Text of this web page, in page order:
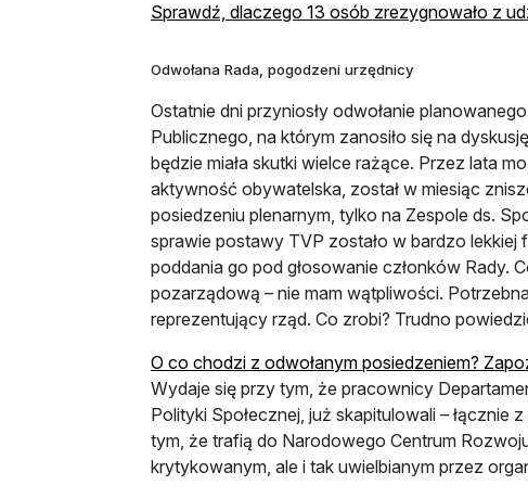
Sprawdź, dlaczego 13 osób zrezygnowało z
Odwołana Rada, pogodzeni urzędnicy
Ostatnie dni przyniosły odwołanie
Publicznego, na którym zanosiło się na
będzie miała skutki wielce rażące. Przez lata
aktywność obywatelska, został w miesiąc
posiedzeniu plenarnym, tylko na Zespole ds.
sprawie postawy TVP zostało w bardzo
poddania go pod głosowanie członków Rady.
pozarządową – nie mam wątpliwości.
reprezentujący rząd. Co zrobi? Trudno
O co chodzi z odwołanym posiedzeniem?
Wydaje się przy tym, że pracownicy
Polityki Społecznej, już skapitulowali – łącznie
tym, że trafią do Narodowego Centrum
krytykowanym, ale i tak uwielbianym przez